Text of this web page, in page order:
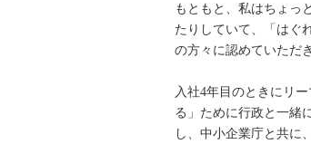
もともと、私はちょっ
たりしていて、「はぐ
の方々に認めていただ
入社4年目のときにリ
る」ために行政と一緒
し、中小企業庁と共に